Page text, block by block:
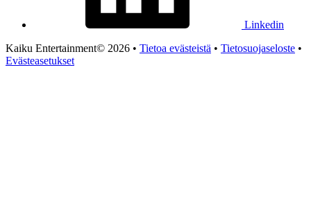
Linkedin
Kaiku Entertainment© 2026 • Tietoa evästeistä • Tietosuojaseloste •
Evästeasetukset